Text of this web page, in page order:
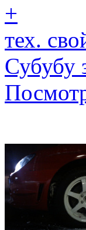
+
тех.
Субубу